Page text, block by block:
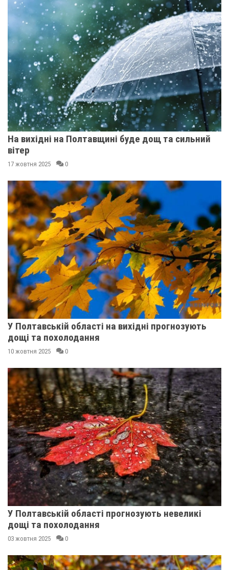
На вихідні на Полтавщині буде дощ та сильний
вітер
17 жовтня 2025 0
У Полтавській області на вихідні прогнозують
дощі та похолодання
10 жовтня 2025 0
У Полтавській області прогнозують невеликі
дощі та похолодання
03 жовтня 2025 0